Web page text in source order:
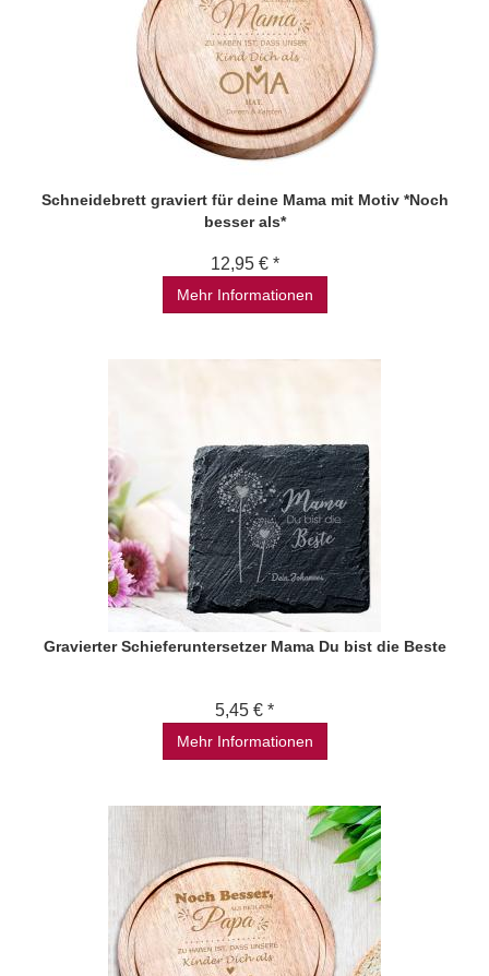
Schneidebrett graviert für deine Mama mit Motiv *Noch
besser als*
12,95 € *
Mehr Informationen
Gravierter Schieferuntersetzer Mama Du bist die Beste
5,45 € *
Mehr Informationen